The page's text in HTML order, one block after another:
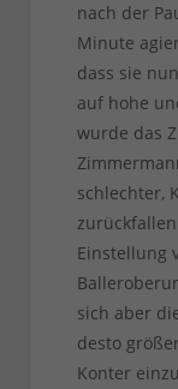
nach der
Minute
dass sie
auf hohe
wurde das
schlechter,
Einstellung
sich aber
desto
Konter